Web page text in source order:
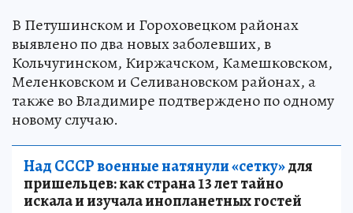
В Петушинском и Гороховецком районах
выявлено по два новых заболевших, в
Кольчугинском, Киржачском, Камешковском,
Меленковском и Селивановском районах, а
также во Владимире подтверждено по одному
новому случаю.
Над СССР военные натянули «сетку»для
пришельцев: как страна 13 лет тайно
искала и изучала инопланетных гостей